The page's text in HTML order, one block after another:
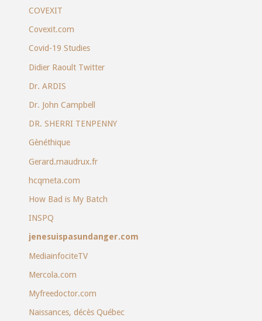
COVEXIT
Covexit.com
Covid-19 Studies
Didier Raoult Twitter
Dr. ARDIS
Dr. John Campbell
DR. SHERRI TENPENNY
Gènéthique
Gerard.maudrux.fr
hcqmeta.com
How Bad is My Batch
INSPQ
jenesuispasundanger.com
MediainfociteTV
Mercola.com
Myfreedoctor.com
Naissances, décès Québec